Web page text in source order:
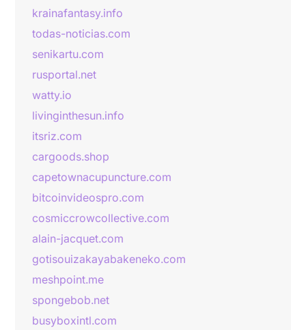
krainafantasy.info
todas-noticias.com
senikartu.com
rusportal.net
watty.io
livinginthesun.info
itsriz.com
cargoods.shop
capetownacupuncture.com
bitcoinvideospro.com
cosmiccrowcollective.com
alain-jacquet.com
gotisouizakayabakeneko.com
meshpoint.me
spongebob.net
busyboxintl.com